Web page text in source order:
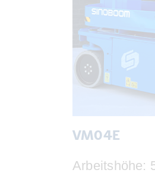
VM04E
Arbeitshöhe: